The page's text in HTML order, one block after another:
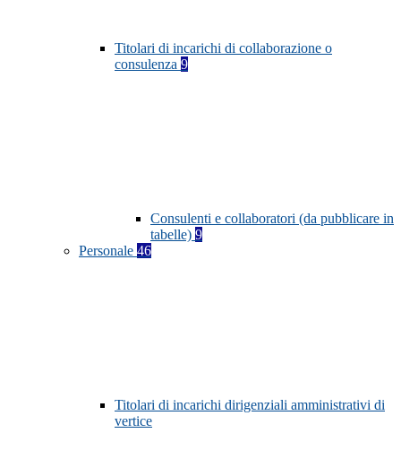
Titolari di incarichi di collaborazione o
consulenza 9
Consulenti e collaboratori (da pubblicare in
tabelle) 9
Personale 46
Titolari di incarichi dirigenziali amministrativi di
vertice